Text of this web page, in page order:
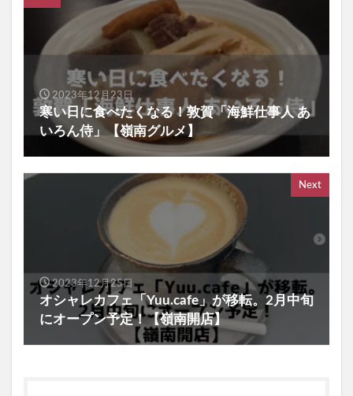
2023年12月23日
寒い日に食べたくなる！敦賀「海鮮仕事人 あ
いろん侍」【嶺南グルメ】
Next
2023年12月25日
オシャレカフェ「Yuu.cafe」が移転。2月中旬
にオープン予定！【嶺南開店】